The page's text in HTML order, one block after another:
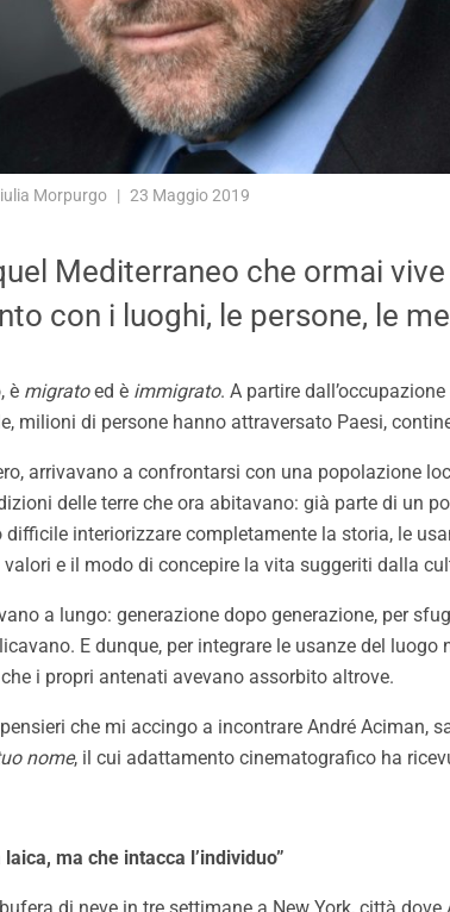
Morpurgo 23 Maggio 2019
Mediterraneo che ormai
con i luoghi, le persone, le
è migratoed è immigrato. A partire
milioni di persone hanno attraversato Paesi,
arrivavano a confrontarsi con una popolazione
delle terre che ora abitavano: già parte di un
difficile interiorizzare completamente la storia, le
e il modo di concepire la vita suggeriti dalla
a lungo: generazione dopo generazione, per
E dunque, per integrare le usanze del
i propri antenati avevano assorbito altrove.
che mi accingo a incontrare André Aciman,
nome, il cui adattamento cinematografico ha
ma che intacca l’individuo”
di neve in tre settimane a New York, città